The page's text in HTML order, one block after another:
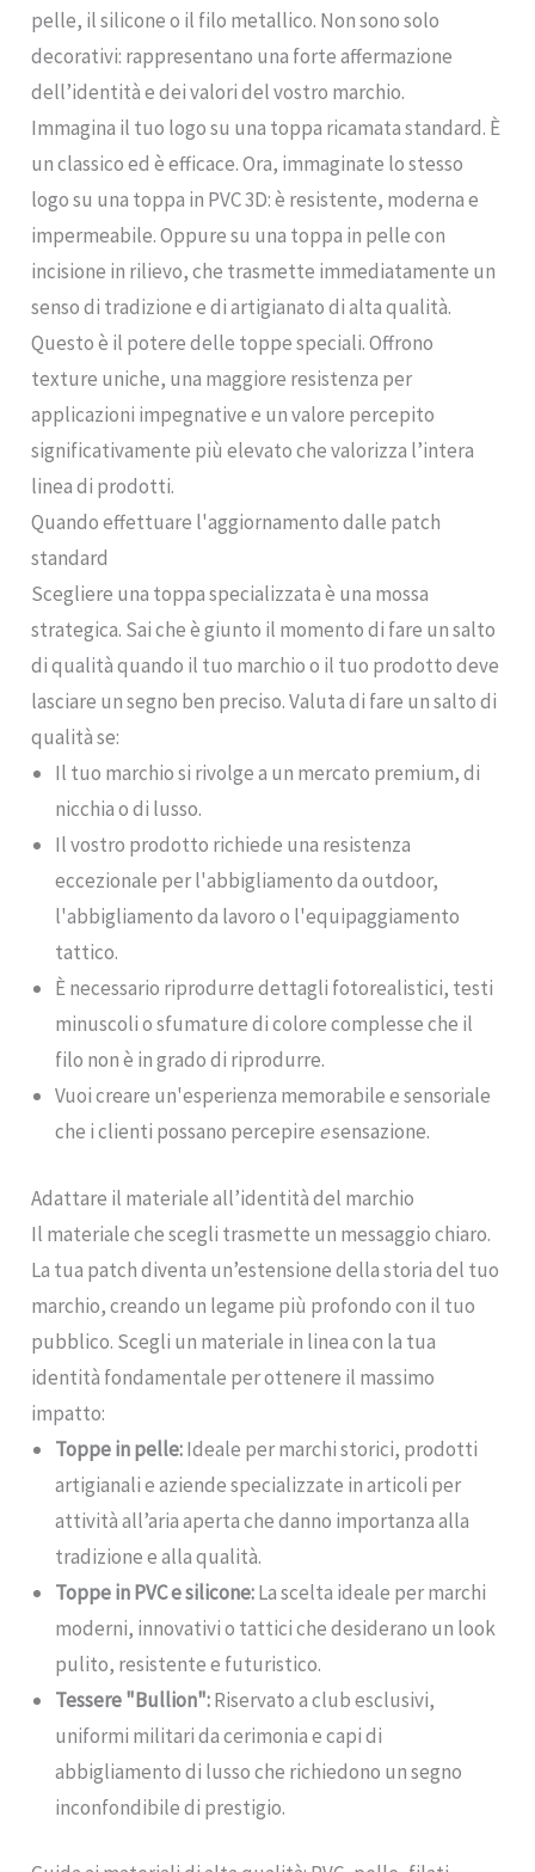
pelle, il silicone o il filo metallico. Non sono solo
decorativi: rappresentano una forte affermazione
dell’identità e dei valori del vostro marchio.
Immagina il tuo logo su una toppa ricamata standard. È
un classico ed è efficace. Ora, immaginate lo stesso
logo su una toppa in PVC 3D: è resistente, moderna e
impermeabile. Oppure su una toppa in pelle con
incisione in rilievo, che trasmette immediatamente un
senso di tradizione e di artigianato di alta qualità.
Questo è il potere delle toppe speciali. Offrono
texture uniche, una maggiore resistenza per
applicazioni impegnative e un valore percepito
significativamente più elevato che valorizza l’intera
linea di prodotti.
Quando effettuare l'aggiornamento dalle patch
standard
Scegliere una toppa specializzata è una mossa
strategica. Sai che è giunto il momento di fare un salto
di qualità quando il tuo marchio o il tuo prodotto deve
lasciare un segno ben preciso. Valuta di fare un salto di
qualità se:
Il tuo marchio si rivolge a un mercato premium, di
nicchia o di lusso.
Il vostro prodotto richiede una resistenza
eccezionale per l'abbigliamento da outdoor,
l'abbigliamento da lavoro o l'equipaggiamento
tattico.
È necessario riprodurre dettagli fotorealistici, testi
minuscoli o sfumature di colore complesse che il
filo non è in grado di riprodurre.
Vuoi creare un'esperienza memorabile e sensoriale
che i clienti possano percepire esensazione.
Adattare il materiale all’identità del marchio
Il materiale che scegli trasmette un messaggio chiaro.
La tua patch diventa un’estensione della storia del tuo
marchio, creando un legame più profondo con il tuo
pubblico. Scegli un materiale in linea con la tua
identità fondamentale per ottenere il massimo
impatto:
Toppe in pelle:Ideale per marchi storici, prodotti
artigianali e aziende specializzate in articoli per
attività all’aria aperta che danno importanza alla
tradizione e alla qualità.
Toppe in PVC e silicone:La scelta ideale per marchi
moderni, innovativi o tattici che desiderano un look
pulito, resistente e futuristico.
Tessere "Bullion":Riservato a club esclusivi,
uniformi militari da cerimonia e capi di
abbigliamento di lusso che richiedono un segno
inconfondibile di prestigio.